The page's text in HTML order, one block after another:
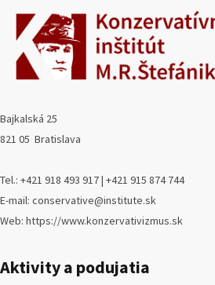
Bajkalská 25
821 05 Bratislava
Tel.: +421 918 493 917 | +421 915 874 744
E-mail: conservative@institute.sk
Web: https://www.konzervativizmus.sk
Aktivity a podujatia